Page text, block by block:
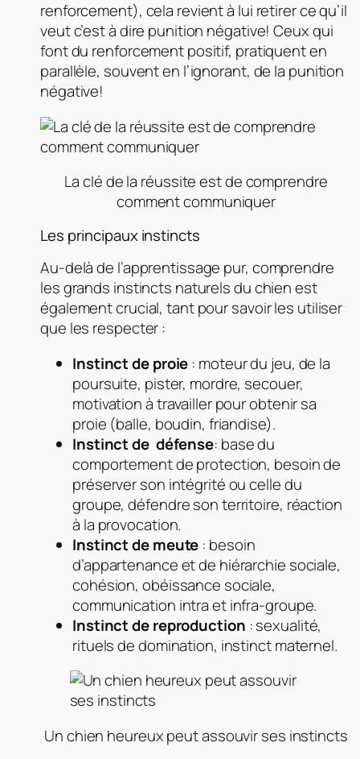
renforcement), cela revient à lui retirer ce qu’il
veut c’est à dire punition négative! Ceux qui
font du renforcement positif, pratiquent en
parallèle, souvent en l’ignorant, de la punition
négative!
La clé de la réussite est de comprendre
comment communiquer
Les principaux instincts
Au-delà de l’apprentissage pur, comprendre
les grands instincts naturels du chien est
également crucial, tant pour savoir les utiliser
que les respecter :
Instinct de proie : moteur du jeu, de la
poursuite, pister, mordre, secouer,
motivation à travailler pour obtenir sa
proie (balle, boudin, friandise).
Instinct de défense: base du
comportement de protection, besoin de
préserver son intégrité ou celle du
groupe, défendre son territoire, réaction
à la provocation.
Instinct de meute : besoin
d’appartenance et de hiérarchie sociale,
cohésion, obéissance sociale,
communication intra et infra-groupe.
Instinct de reproduction : sexualité,
rituels de domination, instinct maternel.
Un chien heureux peut assouvir ses instincts